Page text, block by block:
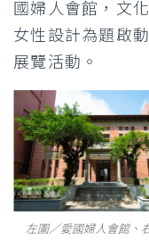
國婦人會館，文
女性設計為題啟
展覽活動。
左圖／愛國婦人會館、